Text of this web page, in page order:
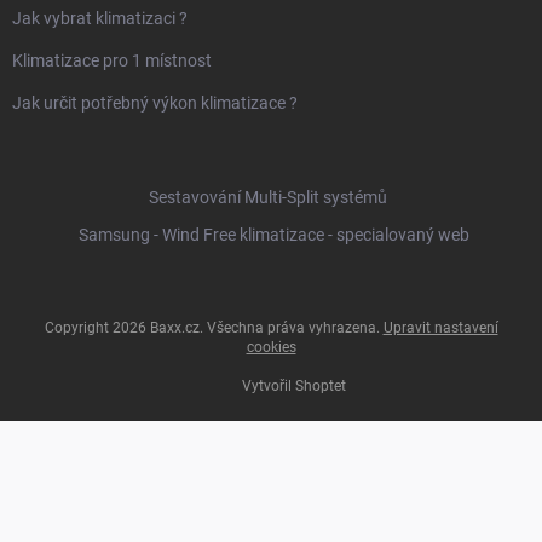
Jak vybrat klimatizaci ?
Klimatizace pro 1 místnost
Jak určit potřebný výkon klimatizace ?
Sestavování Multi-Split systémů
Samsung - Wind Free klimatizace - specialovaný web
Vytvořil Shoptet
Copyright 2026 Baxx.cz. Všechna práva vyhrazena. Upravit nastavení
cookies